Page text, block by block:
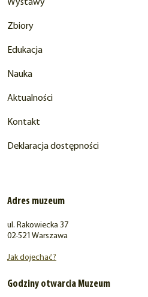
Wystawy
Zbiory
Edukacja
Nauka
Aktualności
Kontakt
Deklaracja dostępności
Adres muzeum
ul. Rakowiecka 37
02-521 Warszawa
Jak dojechać?
Godziny otwarcia Muzeum